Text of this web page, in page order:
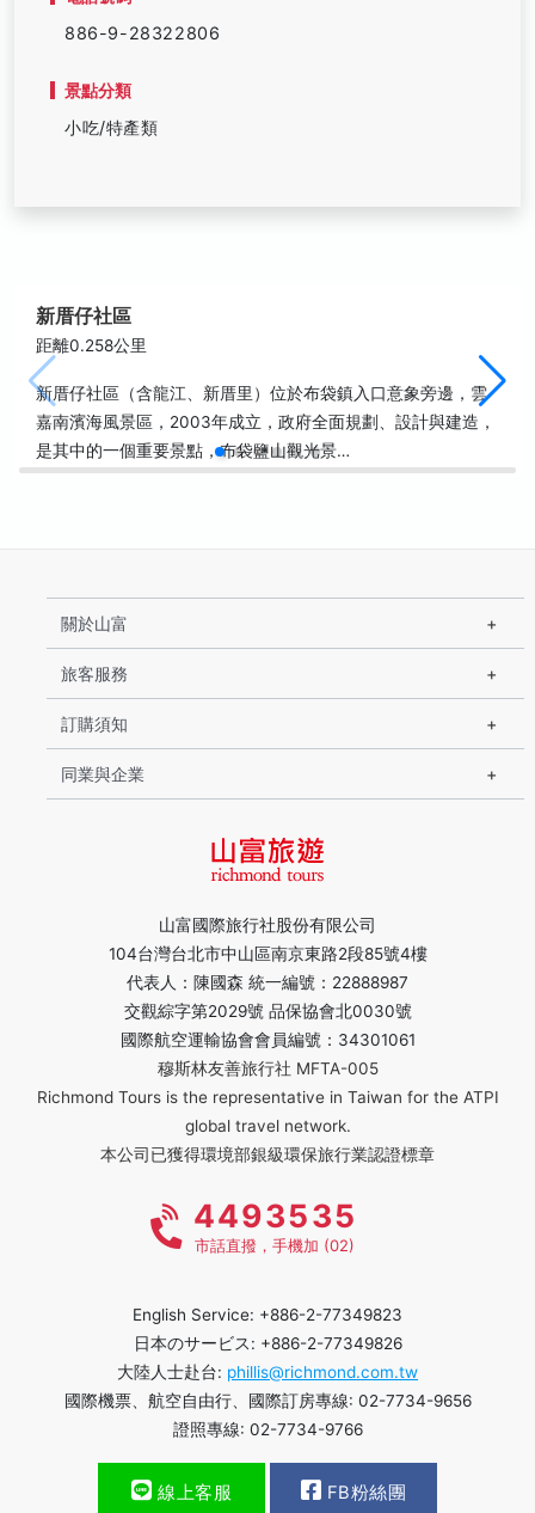
886-9-28322806
景點分類
小吃/特產類
新厝仔社區
距離0.258公里
新厝仔社區（含龍江、新厝里）位於布袋鎮入口意象旁邊，雲
嘉南濱海風景區，2003年成立，政府全面規劃、設計與建造，
是其中的一個重要景點，布袋鹽山觀光景…
山富國際旅行社股份有限公司
104台灣台北市中山區南京東路2段85號4樓
代表人：陳國森 統一編號：22888987
交觀綜字第2029號 品保協會北0030號
國際航空運輸協會會員編號：34301061
穆斯林友善旅行社 MFTA-005
Richmond Tours is the representative in Taiwan for the ATPI
global travel network.
本公司已獲得環境部銀級環保旅行業認證標章
關於山富
旅客服務
訂購須知
同業與企業
4493535
市話直撥，手機加 (02)
English Service: +886-2-77349823
日本のサービス: +886-2-77349826
大陸人士赴台: phillis@richmond.com.tw
國際機票、航空自由行、國際訂房專線: 02-7734-9656
證照專線: 02-7734-9766
線上客服 FB粉絲團